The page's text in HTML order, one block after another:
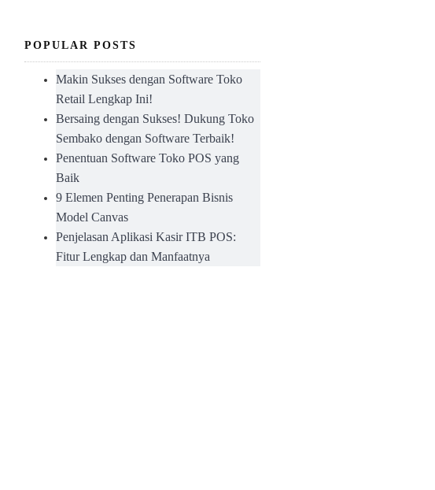
POPULAR POSTS
Makin Sukses dengan Software Toko
Retail Lengkap Ini!
Bersaing dengan Sukses! Dukung Toko
Sembako dengan Software Terbaik!
Penentuan Software Toko POS yang
Baik
9 Elemen Penting Penerapan Bisnis
Model Canvas
Penjelasan Aplikasi Kasir ITB POS:
Fitur Lengkap dan Manfaatnya